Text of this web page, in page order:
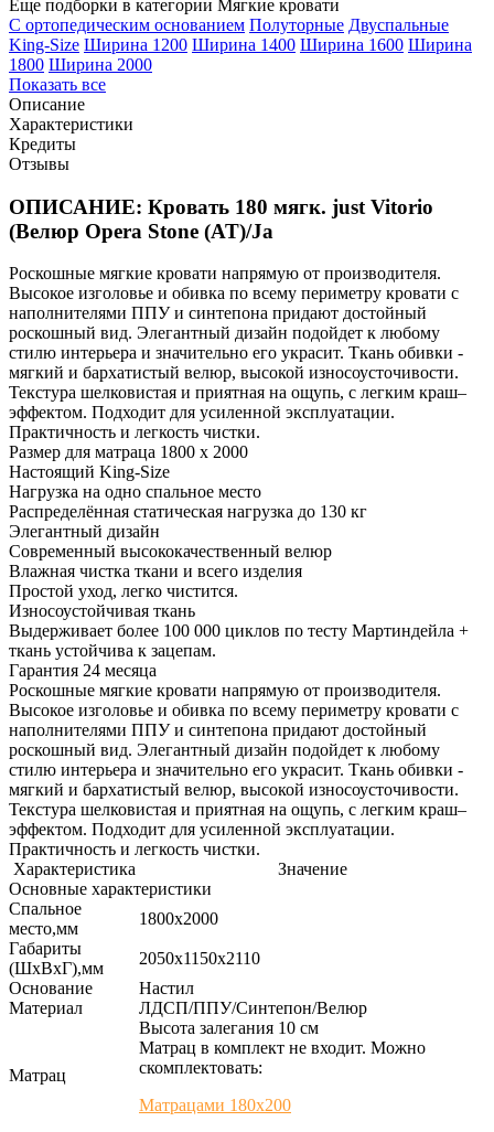
Еще подборки в категории Мягкие кровати
С ортопедическим основанием Полуторные Двуспальные
King-Size Ширина 1200 Ширина 1400 Ширина 1600 Ширина
1800 Ширина 2000
Показать все
Описание
Характеристики
Кредиты
Отзывы
ОПИСАНИЕ: Кровать 180 мягк. just Vitorio
(Велюр Opera Stone (AT)/Ja
Роскошные мягкие кровати напрямую от производителя.
Высокое изголовье и обивка по всему периметру кровати с
наполнителями ППУ и синтепона придают достойный
роскошный вид. Элегантный дизайн подойдет к любому
стилю интерьера и значительно его украсит. Ткань обивки -
мягкий и бархатистый велюр, высокой износоусточивости.
Текстура шелковистая и приятная на ощупь, с легким краш–
эффектом. Подходит для усиленной эксплуатации.
Практичность и легкость чистки.
Размер для матраца 1800 x 2000
Настоящий King-Size
Нагрузка на одно спальное место
Распределённая статическая нагрузка до 130 кг
Элегантный дизайн
Современный высококачественный велюр
Влажная чистка ткани и всего изделия
Простой уход, легко чистится.
Износоустойчивая ткань
Выдерживает более 100 000 циклов по тесту Мартиндейла +
ткань устойчива к зацепам.
Гарантия 24 месяца
Роскошные мягкие кровати напрямую от производителя.
Высокое изголовье и обивка по всему периметру кровати с
наполнителями ППУ и синтепона придают достойный
роскошный вид. Элегантный дизайн подойдет к любому
стилю интерьера и значительно его украсит. Ткань обивки -
мягкий и бархатистый велюр, высокой износоусточивости.
Текстура шелковистая и приятная на ощупь, с легким краш–
эффектом. Подходит для усиленной эксплуатации.
Практичность и легкость чистки.
Характеристика
Значение
Основные характеристики
Спальное
место,мм
1800х2000
Габариты
(ШхВхГ),мм
2050х1150х2110
Основание
Настил
Материал
ЛДСП/ППУ/Синтепон/Велюр
Матрац
Высота залегания 10 см
Матрац в комплект не входит. Можно
скомплектовать:
Матрацами 180х200